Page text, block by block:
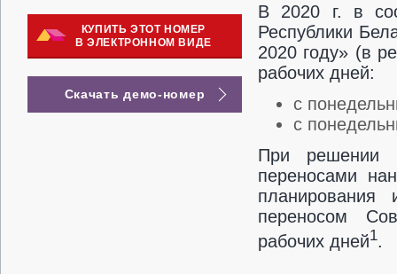
КУПИТЬ ЭТОТ НОМЕР
В ЭЛЕКТРОННОМ ВИДЕ
Скачать демо-номер
В 2020 г. в
Республики
2020 году» (в
рабочих дней:
с
с
При решении
переносами
переносом
рабочих дней1.